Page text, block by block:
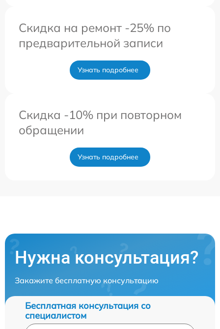
Скидка на ремонт -25% по
предварительной записи
Узнать подробнее
Скидка -10% при повторном
обращении
Узнать подробнее
Нужна консультация?
Закажите бесплатную консультацию
Бесплатная консультация со
специалистом